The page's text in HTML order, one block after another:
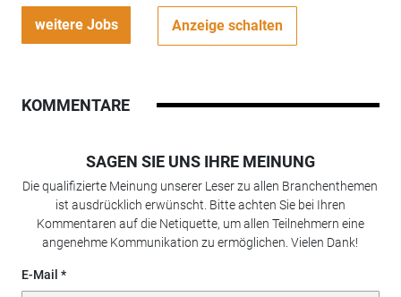
weitere Jobs Anzeige schalten
KOMMENTARE
SAGEN SIE UNS IHRE MEINUNG
Die qualifizierte Meinung unserer Leser zu allen Branchenthemen
ist ausdrücklich erwünscht. Bitte achten Sie bei Ihren
Kommentaren auf die Netiquette, um allen Teilnehmern eine
angenehme Kommunikation zu ermöglichen. Vielen Dank!
E-Mail